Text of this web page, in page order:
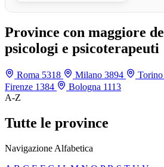
Province con maggiore
psicologi e psicoterapeuti
Roma 5318 Milano 3894 Torino
Firenze 1384 Bologna 1113
A-Z
Tutte le province
Navigazione Alfabetica